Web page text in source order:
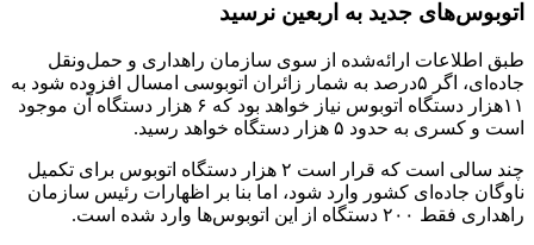
اتوبوس‌های جدید به اربعین نرسید
طبق اطلاعات ارائه‌شده از سوی سازمان راهداری و حمل‌ونقل
جاده‌ای، اگر ۵درصد به شمار زائران اتوبوسی امسال افزوده شود به
۱۱هزار دستگاه اتوبوس نیاز خواهد بود که ۶ هزار دستگاه آن موجود
است و کسری به حدود ۵ هزار دستگاه خواهد رسید.
چند سالی است که قرار است ۲ هزار دستگاه اتوبوس برای تکمیل
ناوگان جاده‌ای کشور وارد شود، اما بنا بر اظهارات رئیس سازمان
راهداری فقط ۲۰۰ دستگاه از این اتوبوس‌ها وارد شده است.